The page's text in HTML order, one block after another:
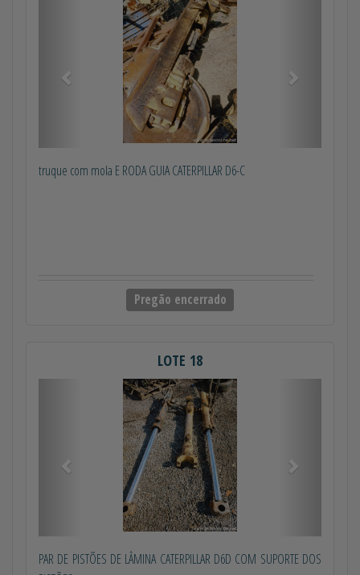
truque com mola E RODA GUIA CATERPILLAR D6-C
Pregão encerrado
LOTE 18
PAR DE PISTÕES DE LÂMINA CATERPILLAR D6D COM SUPORTE DOS